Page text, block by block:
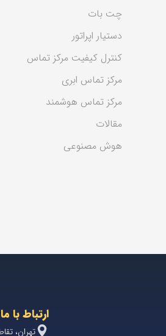
چت بات
دستیار اپراتور
کنترل کیفیت مرکز تماس
مرکز تماس ابری
مرکز تماس هوشمند
مقالات
هوش مصنوعی
ارتباط با ما